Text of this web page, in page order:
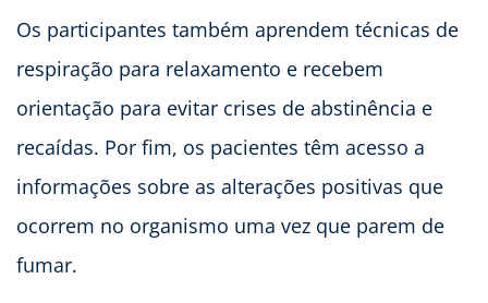
Os participantes também aprendem técnicas de
respiração para relaxamento e recebem
orientação para evitar crises de abstinência e
recaídas. Por fim, os pacientes têm acesso a
informações sobre as alterações positivas que
ocorrem no organismo uma vez que parem de
fumar.